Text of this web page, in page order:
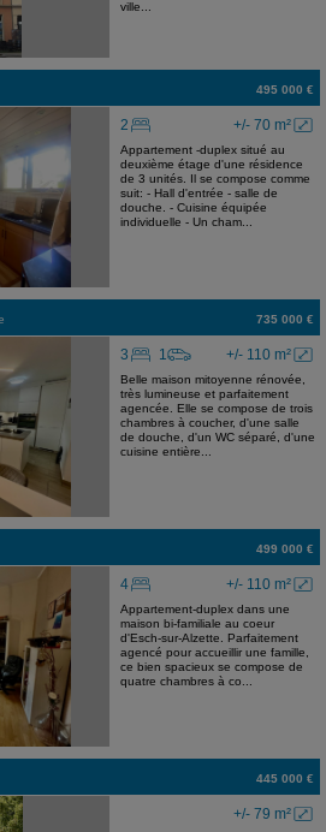
ville...
495 000 €
+/- 70 m²
2
Appartement -duplex situé au
deuxième étage d'une résidence
de 3 unités. Il se compose comme
suit: - Hall d'entrée - salle de
douche. - Cuisine équipée
individuelle - Un cham...
735 000 €
+/- 110 m²
3 1
Belle maison mitoyenne rénovée,
très lumineuse et parfaitement
agencée. Elle se compose de trois
chambres à coucher, d'une salle
de douche, d'un WC séparé, d'une
cuisine entière...
499 000 €
+/- 110 m²
4
Appartement-duplex dans une
maison bi-familiale au coeur
d'Esch-sur-Alzette. Parfaitement
agencé pour accueillir une famille,
ce bien spacieux se compose de
quatre chambres à co...
445 000 €
+/- 79 m²